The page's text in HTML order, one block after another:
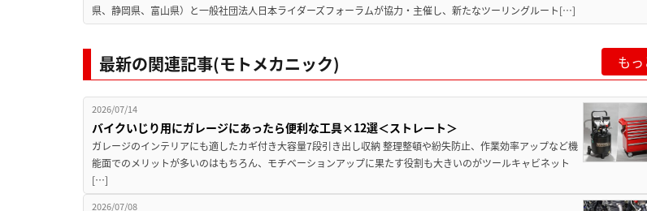
県、静岡県、富山県）と一般社団法人日本ライダーズフォーラムが協力・主催し、新たなツーリングルート[…]
最新の関連記事(モトメカニック) も
2026/07/14
バイクいじり用にガレージにあったら便利な工具×12選＜ストレート＞
ガレージのインテリアにも適したカギ付き大容量7段引き出し収納 整理整頓や紛失防止、作業効率アップなど機
能面でのメリットが多いのはもちろん、モチベーションアップに果たす役割も大きいのがツールキャビネット
[…]
2026/07/08